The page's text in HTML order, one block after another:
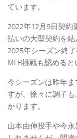
ています。
2022年12月9日契約
払いの大型契約を
2025年シーズン終
MLB挑戦も認めると
今シーズンは昨年
すが、徐々に調子
かります。
山本由伸投手や今